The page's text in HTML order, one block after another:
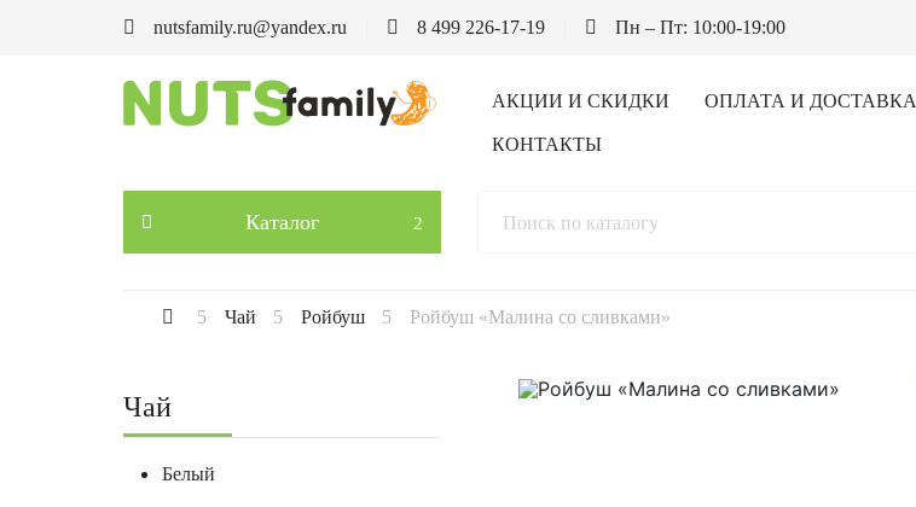
nutsfamily.ru@yandex.ru 8 499 226-17-19 Пн – Пт: 10:00-19:00
АКЦИИ И СКИДКИ ОПЛАТА И ДОСТАВКА
КОНТАКТЫ
Каталог
Чай Ройбуш Ройбуш «Малина со сливками»
Чай
Белый